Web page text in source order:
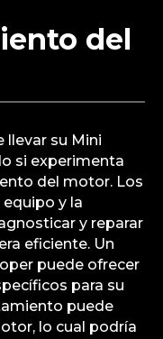
del
llevar su Mini
si experimenta
del motor. Los
y la
y reparar
eficiente. Un
puede ofrecer
para su
puede
lo cual podría